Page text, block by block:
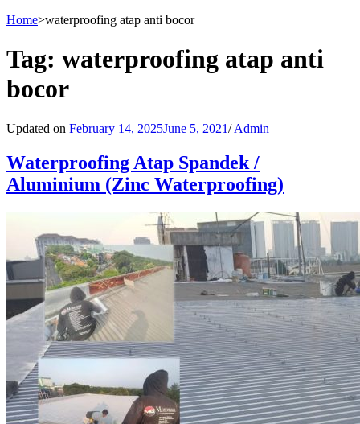
Home>waterproofing atap anti bocor
Tag: waterproofing atap anti
bocor
Updated on February 14, 2025June 5, 2021/ Admin
Waterproofing Atap Spandek /
Aluminium (Zinc Waterproofing)